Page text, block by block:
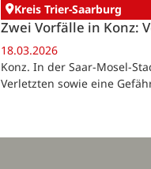
Kreis Trier-Saarburg
Zwei Vorfälle in Konz:
18.03.2026
Konz. In der Saar-Mosel-
Verletzten sowie eine